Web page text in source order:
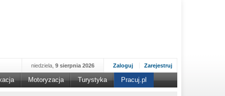
Zaloguj Zarejestruj
niedziela, 9 sierpnia 2026
Motoryzacja Turystyka Pracuj.pl